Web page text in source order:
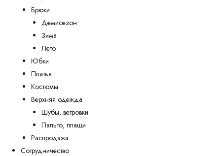
Брюки
Демисезон
Зима
Лето
Юбки
Платья
Костюмы
Верхняя одежда
Шубы, ветровки
Пальто, плащи
Распродажа
Сотрудничество